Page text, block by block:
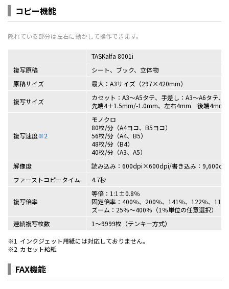
コピー機能
TASKalfa 8001i
複写原稿
シート、ブック、立体物
原稿サイズ
最大：A3サイズ（297×420mm）
複写サイズ
カセット：A3～A5タテ、手差し：A3～A6タテ、
先端4＋1.5mm/-1.0mm、左右4mm 後端4mm
複写速度※2
モノクロ
80枚/分（A4ヨコ、B5ヨコ）
56枚/分（A4、B5）
48枚/分（B4）
40枚/分（A3、A5）
解像度
読み込み：600dpi×600dpi/書き込み：
ファーストコピータイム
4.7秒
複写倍率
等倍：1:1±0.8％
固定倍率：400％、200％、141％、122％、115
ズーム：25％～400％（1％単位の任意選択）
連続複写枚数
1～9999枚（テンキー方式）
※1 インクジェット用紙には対応しておりません。
※2 カセット給紙
FAX機能